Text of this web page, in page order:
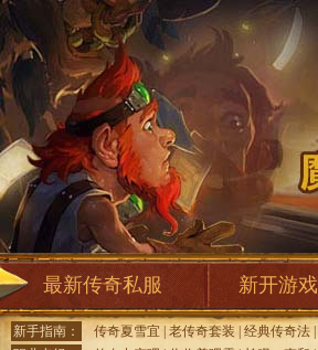
最新传奇私服 新开游戏
新手指南： 传奇夏雪宜 老传奇套装 经典传奇法